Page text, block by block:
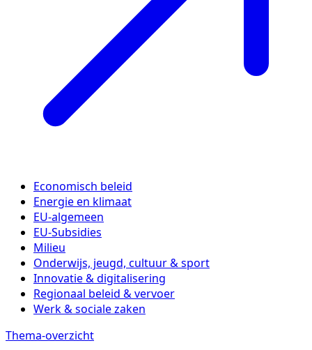
Economisch beleid
Energie en klimaat
EU-algemeen
EU-Subsidies
Milieu
Onderwijs, jeugd, cultuur & sport
Innovatie & digitalisering
Regionaal beleid & vervoer
Werk & sociale zaken
Thema-overzicht